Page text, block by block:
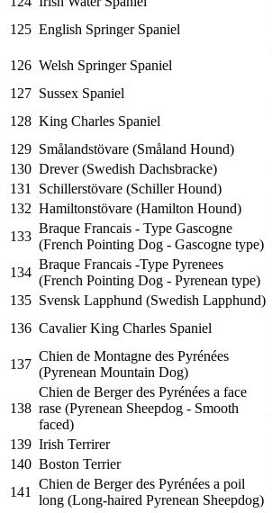
125 English Springer Spaniel
126 Welsh Springer Spaniel
127 Sussex Spaniel
128 King Charles Spaniel
129 Smålandstövare (Småland Hound)
130 Drever (Swedish Dachsbracke)
131
Schillerstövare (Schiller Hound)
132 Hamiltonstövare (Hamilton Hound)
133
Braque Francais - Type Gascogne
(French Pointing Dog - Gascogne type)
134
Braque Francais -Type Pyrenees
(French Pointing Dog - Pyrenean type)
135 Svensk Lapphund (Swedish Lapphund)
136 Cavalier King Charles Spaniel
137
Chien de Montagne des Pyrénées
(Pyrenean Mountain Dog)
138
Chien de Berger des Pyrénées a face
rase (Pyrenean Sheepdog - Smooth
faced)
139 Irish Terrirer
140 Boston Terrier
141
Chien de Berger des Pyrénées a poil
long (Long-haired Pyrenean Sheepdog)